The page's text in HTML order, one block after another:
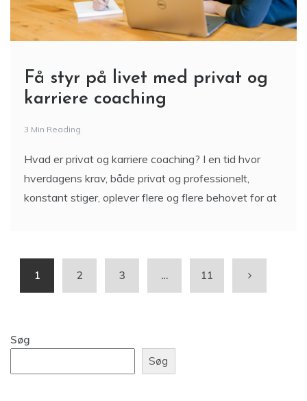
Få styr på livet med privat og
karriere coaching
3 Min Reading
Hvad er privat og karriere coaching? I en tid hvor
hverdagens krav, både privat og professionelt,
konstant stiger, oplever flere og flere behovet for at
1 2 3 … 11
Søg
Søg